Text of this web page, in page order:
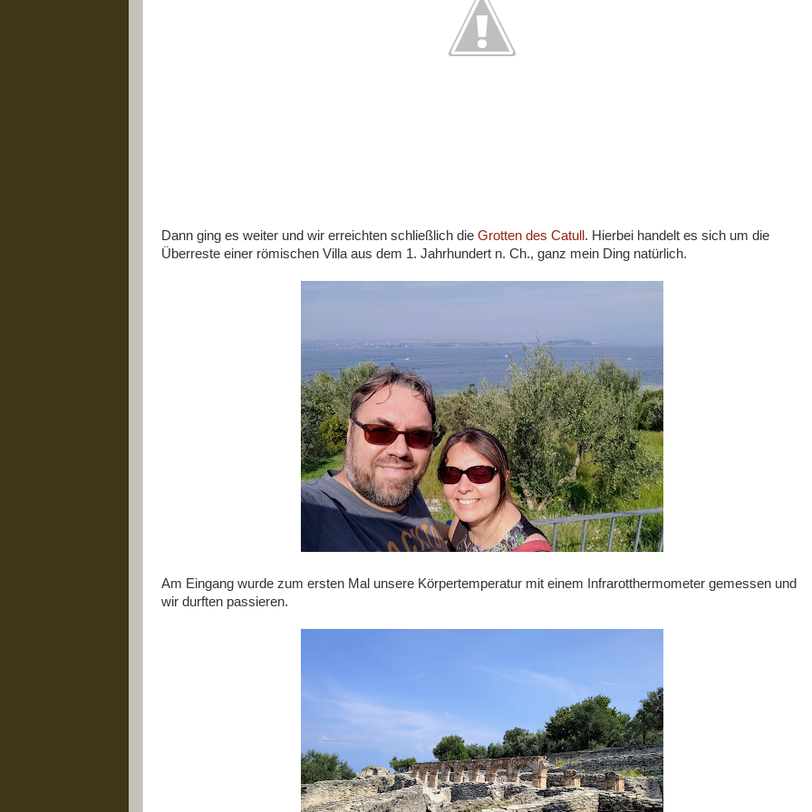
Dann ging es weiter und wir erreichten schließlich die Grotten des Catull . Hierbei handelt es sich um die
Überreste einer römischen Villa aus dem 1. Jahrhundert n. Ch., ganz mein Ding natürlich.
Am Eingang wurde zum ersten Mal unsere Körpertemperatur mit einem Infrarotthermometer gemessen und
wir durften passieren.